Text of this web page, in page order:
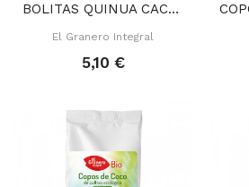
BOLITAS QUINUA CACAO AGAVE 300 GR
El Granero Integral
5,10 €